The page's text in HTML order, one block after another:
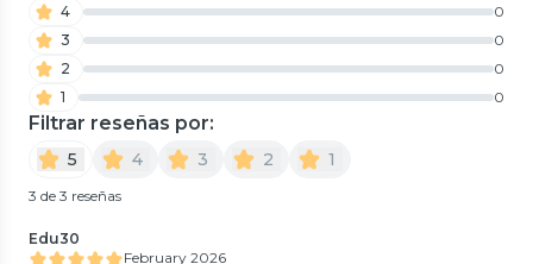
4
0
3
0
2
0
1
0
Filtrar reseñas por:
5 4 3 2 1
3 de 3 reseñas
Edu30
February 2026